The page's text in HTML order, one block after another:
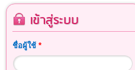
เข้าสู่ระบบ
ชื่อผู้ใช้ *